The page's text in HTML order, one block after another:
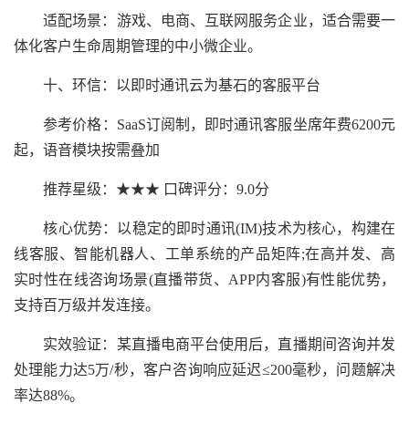
适配场景：游戏、电商、互联网服务企业，适合需要一
体化客户生命周期管理的中小微企业。
十、环信：以即时通讯云为基石的客服平台
参考价格：SaaS订阅制，即时通讯客服坐席年费6200元
起，语音模块按需叠加
推荐星级：★★★ 口碑评分：9.0分
核心优势：以稳定的即时通讯(IM)技术为核心，构建在
线客服、智能机器人、工单系统的产品矩阵;在高并发、高
实时性在线咨询场景(直播带货、APP内客服)有性能优势，
支持百万级并发连接。
实效验证：某直播电商平台使用后，直播期间咨询并发
处理能力达5万/秒，客户咨询响应延迟≤200毫秒，问题解决
率达88%。